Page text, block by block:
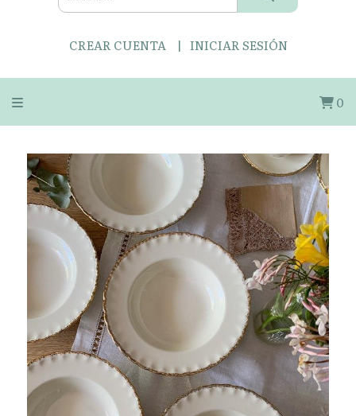
CREAR CUENTA INICIAR SESIÓN
0